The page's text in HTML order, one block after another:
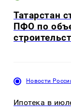
Татарстан
ПФО по
Новости
Ипотека в